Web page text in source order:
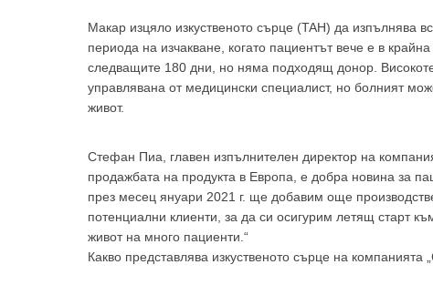
Макар изцяло изкуственото сърце (TAH) да изпълнява
периода на изчакване, когато пациентът вече е в
следващите 180 дни, но няма подходящ донор.
управлявана от медицински специалист, но болният
живот.
Стефан Пиа, главен изпълнителен директор на
продажбата на продукта в Европа, е добра новина за
през месец януари 2021 г. ще добавим още
потенциални клиенти, за да си осигурим летящ старт
живот на много пациенти.“
Какво представлява изкуственото сърце на компанията
За да